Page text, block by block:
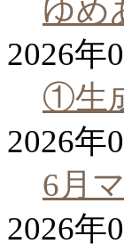
ゆめ
2026年
①生
2026年
6月
2026年